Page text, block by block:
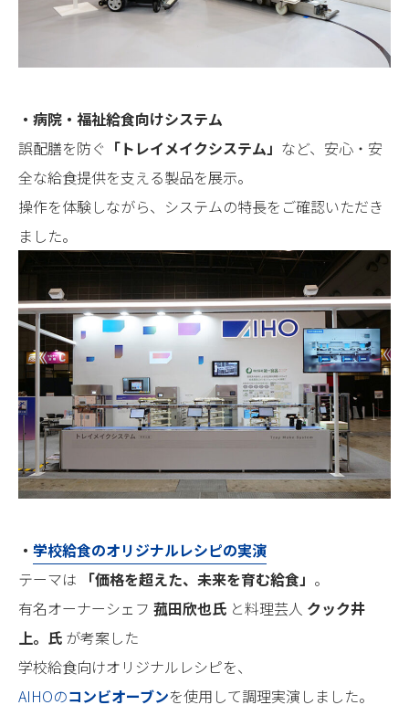
・ 病院・福祉給食向けシステム
誤配膳を防ぐ 「トレイメイクシステム」 など、安心・安
全な給食提供を支える製品を展示。
操作を体験しながら、システムの特長をご確認いただき
ました。
・ 学校給食のオリジナルレシピの実演
テーマは
「価格を超えた、未来を育む給食」 。
有名オーナーシェフ 菰田欣也氏 と料理芸人 クック井
上。氏 が考案した
学校給食向けオリジナルレシピを、
AIHOのコンビオーブンを使用して調理実演しました。